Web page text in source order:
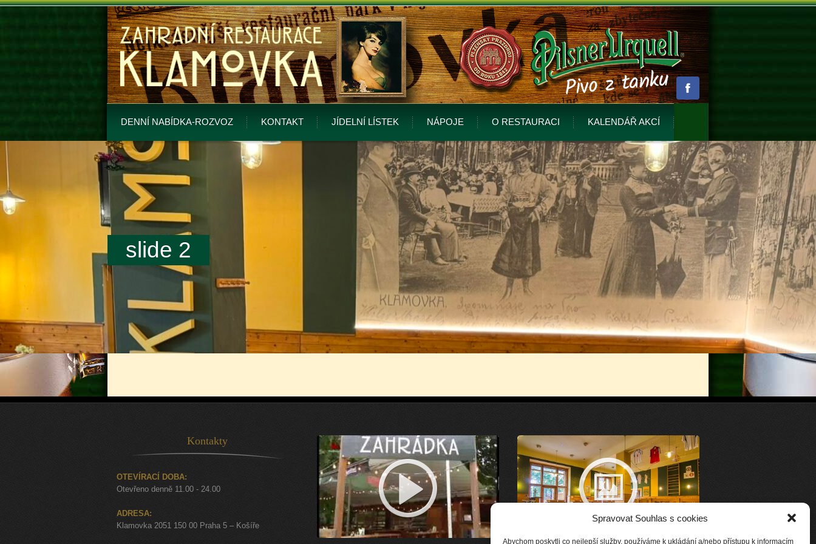
Spravovat Souhlas s cookies
Abychom poskytli co nejlepší služby, používáme k ukládání a/nebo přístupu k informacím
DENNÍ NABÍDKA-ROZVOZ KONTAKT JÍDELNÍ LÍSTEK NÁPOJE O RESTAURACI KALENDÁŘ AKCÍ
slide 2
Kontakty
OTEVÍRACÍ DOBA:
Otevřeno denně 11.00 - 24.00
ADRESA:
Klamovka 2051 150 00 Praha 5 – Košíře